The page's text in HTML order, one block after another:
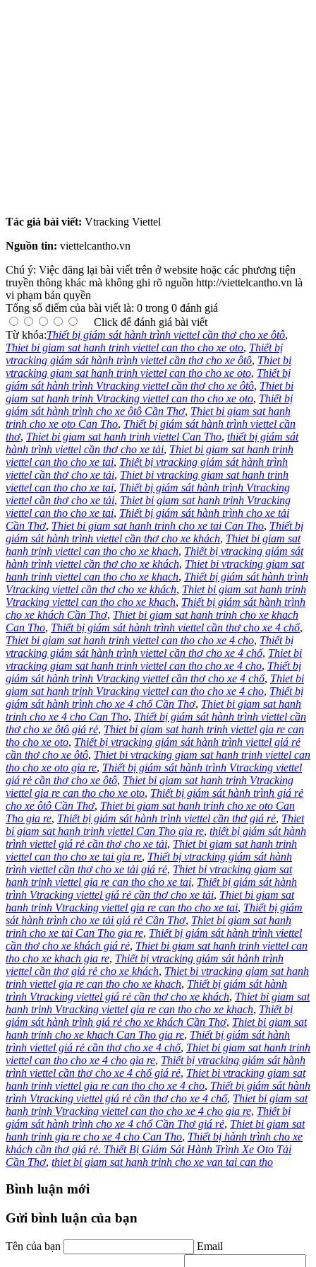
Tác giả bài viết: Vtracking Viettel
Nguồn tin: viettelcantho.vn
Chú ý: Việc đăng lại bài viết trên ở website hoặc các phương tiện
truyền thông khác mà không ghi rõ nguồn http://viettelcantho.vn là
vi phạm bản quyền
Tổng số điểm của bài viết là: 0 trong 0 đánh giá
Click để đánh giá bài viết
Từ khóa:Thiết bị giám sát hành trình viettel cần thơ cho xe ôtô,
Thiet bi giam sat hanh trinh viettel can tho cho xe oto, Thiết bị
vtracking giám sát hành trình viettel cần thơ cho xe ôtô, Thiet bi
vtracking giam sat hanh trinh viettel can tho cho xe oto, Thiết bị
giám sát hành trình Vtracking viettel cần thơ cho xe ôtô, Thiet bi
giam sat hanh trinh Vtracking viettel can tho cho xe oto, Thiết bị
giám sát hành trình cho xe ôtô Cần Thơ, Thiet bi giam sat hanh
trinh cho xe oto Can Tho, Thiết bị giám sát hành trình viettel cần
thơ, Thiet bi giam sat hanh trinh viettel Can Tho, thiết bị giám sát
hành trình viettel cần thơ cho xe tải, Thiet bi giam sat hanh trinh
viettel can tho cho xe tai, Thiết bị vtracking giám sát hành trình
viettel cần thơ cho xe tải, Thiet bi vtracking giam sat hanh trinh
viettel can tho cho xe tai, Thiết bị giám sát hành trình Vtracking
viettel cần thơ cho xe tải, Thiet bi giam sat hanh trinh Vtracking
viettel can tho cho xe tai, Thiết bị giám sát hành trình cho xe tải
Cần Thơ, Thiet bi giam sat hanh trinh cho xe tai Can Tho, Thiết bị
giám sát hành trình viettel cần thơ cho xe khách, Thiet bi giam sat
hanh trinh viettel can tho cho xe khach, Thiết bị vtracking giám sát
hành trình viettel cần thơ cho xe khách, Thiet bi vtracking giam sat
hanh trinh viettel can tho cho xe khach, Thiết bị giám sát hành trình
Vtracking viettel cần thơ cho xe khách, Thiet bi giam sat hanh trinh
Vtracking viettel can tho cho xe khach, Thiết bị giám sát hành trình
cho xe khách Cần Thơ, Thiet bi giam sat hanh trinh cho xe khach
Can Tho, Thiết bị giám sát hành trình viettel cần thơ cho xe 4 chổ,
Thiet bi giam sat hanh trinh viettel can tho cho xe 4 cho, Thiết bị
vtracking giám sát hành trình viettel cần thơ cho xe 4 chổ, Thiet bi
vtracking giam sat hanh trinh viettel can tho cho xe 4 cho, Thiết bị
giám sát hành trình Vtracking viettel cần thơ cho xe 4 chổ, Thiet bi
giam sat hanh trinh Vtracking viettel can tho cho xe 4 cho, Thiết bị
giám sát hành trình cho xe 4 chổ Cần Thơ, Thiet bi giam sat hanh
trinh cho xe 4 cho Can Tho, Thiết bị giám sát hành trình viettel cần
thơ cho xe ôtô giá rẻ, Thiet bi giam sat hanh trinh viettel gia re can
tho cho xe oto, Thiết bị vtracking giám sát hành trình viettel giá rẻ
cần thơ cho xe ôtô, Thiet bi vtracking giam sat hanh trinh viettel can
tho cho xe oto gia re, Thiết bị giám sát hành trình Vtracking viettel
giá rẻ cần thơ cho xe ôtô, Thiet bi giam sat hanh trinh Vtracking
viettel gia re can tho cho xe oto, Thiết bị giám sát hành trình giá rẻ
cho xe ôtô Cần Thơ, Thiet bi giam sat hanh trinh cho xe oto Can
Tho gia re, Thiết bị giám sát hành trình viettel cần thơ giá rẻ, Thiet
bi giam sat hanh trinh viettel Can Tho gia re, thiết bị giám sát hành
trình viettel giá rẻ cần thơ cho xe tải, Thiet bi giam sat hanh trinh
viettel can tho cho xe tai gia re, Thiết bị vtracking giám sát hành
trình viettel cần thơ cho xe tải giá rẻ, Thiet bi vtracking giam sat
hanh trinh viettel gia re can tho cho xe tai, Thiết bị giám sát hành
trình Vtracking viettel giá rẻ cần thơ cho xe tải, Thiet bi giam sat
hanh trinh Vtracking viettel gia re can tho cho xe tai, Thiết bị giám
sát hành trình cho xe tải giá rẻ Cần Thơ, Thiet bi giam sat hanh
trinh cho xe tai Can Tho gia re, Thiết bị giám sát hành trình viettel
cần thơ cho xe khách giá rẻ, Thiet bi giam sat hanh trinh viettel can
tho cho xe khach gia re, Thiết bị vtracking giám sát hành trình
viettel cần thơ giá rẻ cho xe khách, Thiet bi vtracking giam sat hanh
trinh viettel gia re can tho cho xe khach, Thiết bị giám sát hành
trình Vtracking viettel giá rẻ cần thơ cho xe khách, Thiet bi giam sat
hanh trinh Vtracking viettel gia re can tho cho xe khach, Thiết bị
giám sát hành trình giá rẻ cho xe khách Cần Thơ, Thiet bi giam sat
hanh trinh cho xe khach Can Tho gia re, Thiết bị giám sát hành
trình viettel giá rẻ cần thơ cho xe 4 chổ, Thiet bi giam sat hanh trinh
viettel can tho cho xe 4 cho gia re, Thiết bị vtracking giám sát hành
trình viettel cần thơ cho xe 4 chổ giá rẻ, Thiet bi vtracking giam sat
hanh trinh viettel gia re can tho cho xe 4 cho, Thiết bị giám sát hành
trình Vtracking viettel giá rẻ cần thơ cho xe 4 chổ, Thiet bi giam sat
hanh trinh Vtracking viettel can tho cho xe 4 cho gia re, Thiết bị
giám sát hành trình cho xe 4 chổ Cần Thơ giá rẻ, Thiet bi giam sat
hanh trinh gia re cho xe 4 cho Can Tho, Thiết bị hành trình cho xe
khách cần thơ giá rẻ. Thiết Bị Giám Sát Hành Trình Xe Oto Tải
Cần Thơ, thiet bi giam sat hanh trinh cho xe van tai can tho
Bình luận mới
Gửi bình luận của bạn
Tên của bạn Email